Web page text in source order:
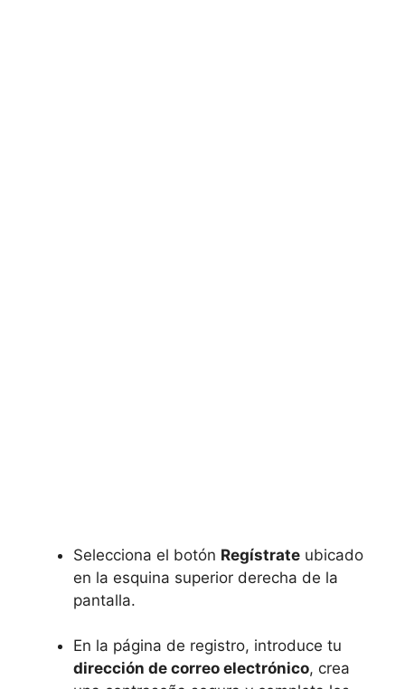
Selecciona el botón Regístrate ubicado
en la esquina superior derecha de la
pantalla.
En la página de registro, introduce tu
dirección de correo electrónico, crea